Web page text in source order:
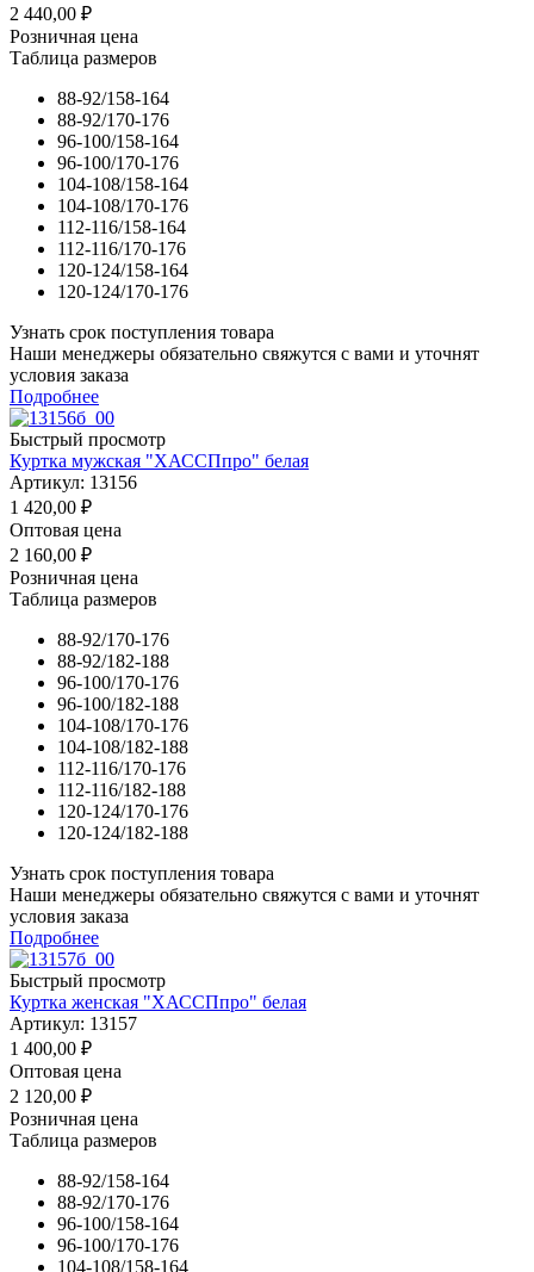
2 440,00 ₽
Розничная цена
Таблица размеров
88-92/158-164
88-92/170-176
96-100/158-164
96-100/170-176
104-108/158-164
104-108/170-176
112-116/158-164
112-116/170-176
120-124/158-164
120-124/170-176
Узнать срок поступления товара
Наши менеджеры обязательно свяжутся с вами и уточнят
условия заказа
Подробнее
Быстрый просмотр
Куртка мужская "ХАССПпро" белая
Артикул: 13156
1 420,00 ₽
Оптовая цена
2 160,00 ₽
Розничная цена
Таблица размеров
88-92/170-176
88-92/182-188
96-100/170-176
96-100/182-188
104-108/170-176
104-108/182-188
112-116/170-176
112-116/182-188
120-124/170-176
120-124/182-188
Узнать срок поступления товара
Наши менеджеры обязательно свяжутся с вами и уточнят
условия заказа
Подробнее
Быстрый просмотр
Куртка женская "ХАССПпро" белая
Артикул: 13157
1 400,00 ₽
Оптовая цена
2 120,00 ₽
Розничная цена
Таблица размеров
88-92/158-164
88-92/170-176
96-100/158-164
96-100/170-176
104-108/158-164